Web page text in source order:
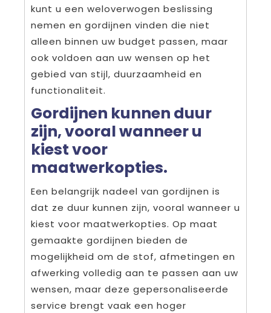
kunt u een weloverwogen beslissing
nemen en gordijnen vinden die niet
alleen binnen uw budget passen, maar
ook voldoen aan uw wensen op het
gebied van stijl, duurzaamheid en
functionaliteit.
Gordijnen kunnen duur
zijn, vooral wanneer u
kiest voor
maatwerkopties.
Een belangrijk nadeel van gordijnen is
dat ze duur kunnen zijn, vooral wanneer u
kiest voor maatwerkopties. Op maat
gemaakte gordijnen bieden de
mogelijkheid om de stof, afmetingen en
afwerking volledig aan te passen aan uw
wensen, maar deze gepersonaliseerde
service brengt vaak een hoger